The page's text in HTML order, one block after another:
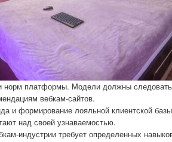
норм платформы. Модели должны
вебкам-сайтов.
и формирование лояльной клиентской
над своей узнаваемостью.
индустрии требует определенных